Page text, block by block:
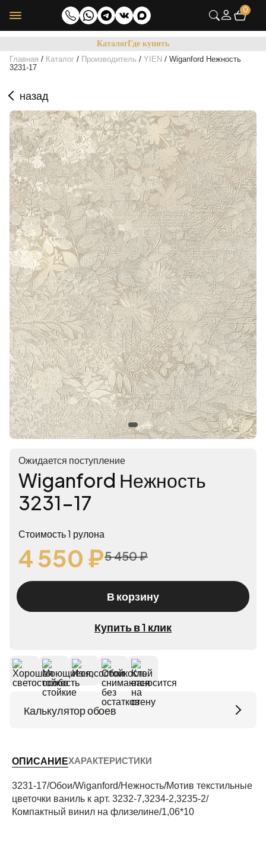
0
КаталогГде купить
Главная / Каталог / Производитель / YIEN / Wiganford Нежность
3231-17
назад
Ожидается поступление
Wiganford Нежность
3231-17
Стоимость 1 рулона
4 550 ₽5 450 ₽
В корзину
Купить в 1 клик
Калькулятор обоев
Периметр комнаты (м)
ОПИСАНИЕХАРАКТЕРИСТИКИ
3231-17/Обои/Wiganford/Нежность/Мотив текстильные
цветочки ваниль к арт. 3232-7,3234-2,3235-2/
Компактный винил на флизелине/1,06*10